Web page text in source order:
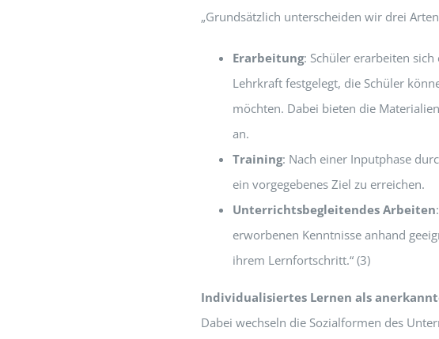
„Grundsätzlich unterscheiden wir drei
Erarbeitung: Schüler erarbeiten
Lehrkraft festgelegt, die Schüler
möchten. Dabei bieten die
an.
Training: Nach einer Inputphase
ein vorgegebenes Ziel zu erreichen.
Unterrichtsbegleitendes Arbeiten
erworbenen Kenntnisse anhand
ihrem Lernfortschritt.“ (3)
Individualisiertes Lernen als
Dabei wechseln die Sozialformen des